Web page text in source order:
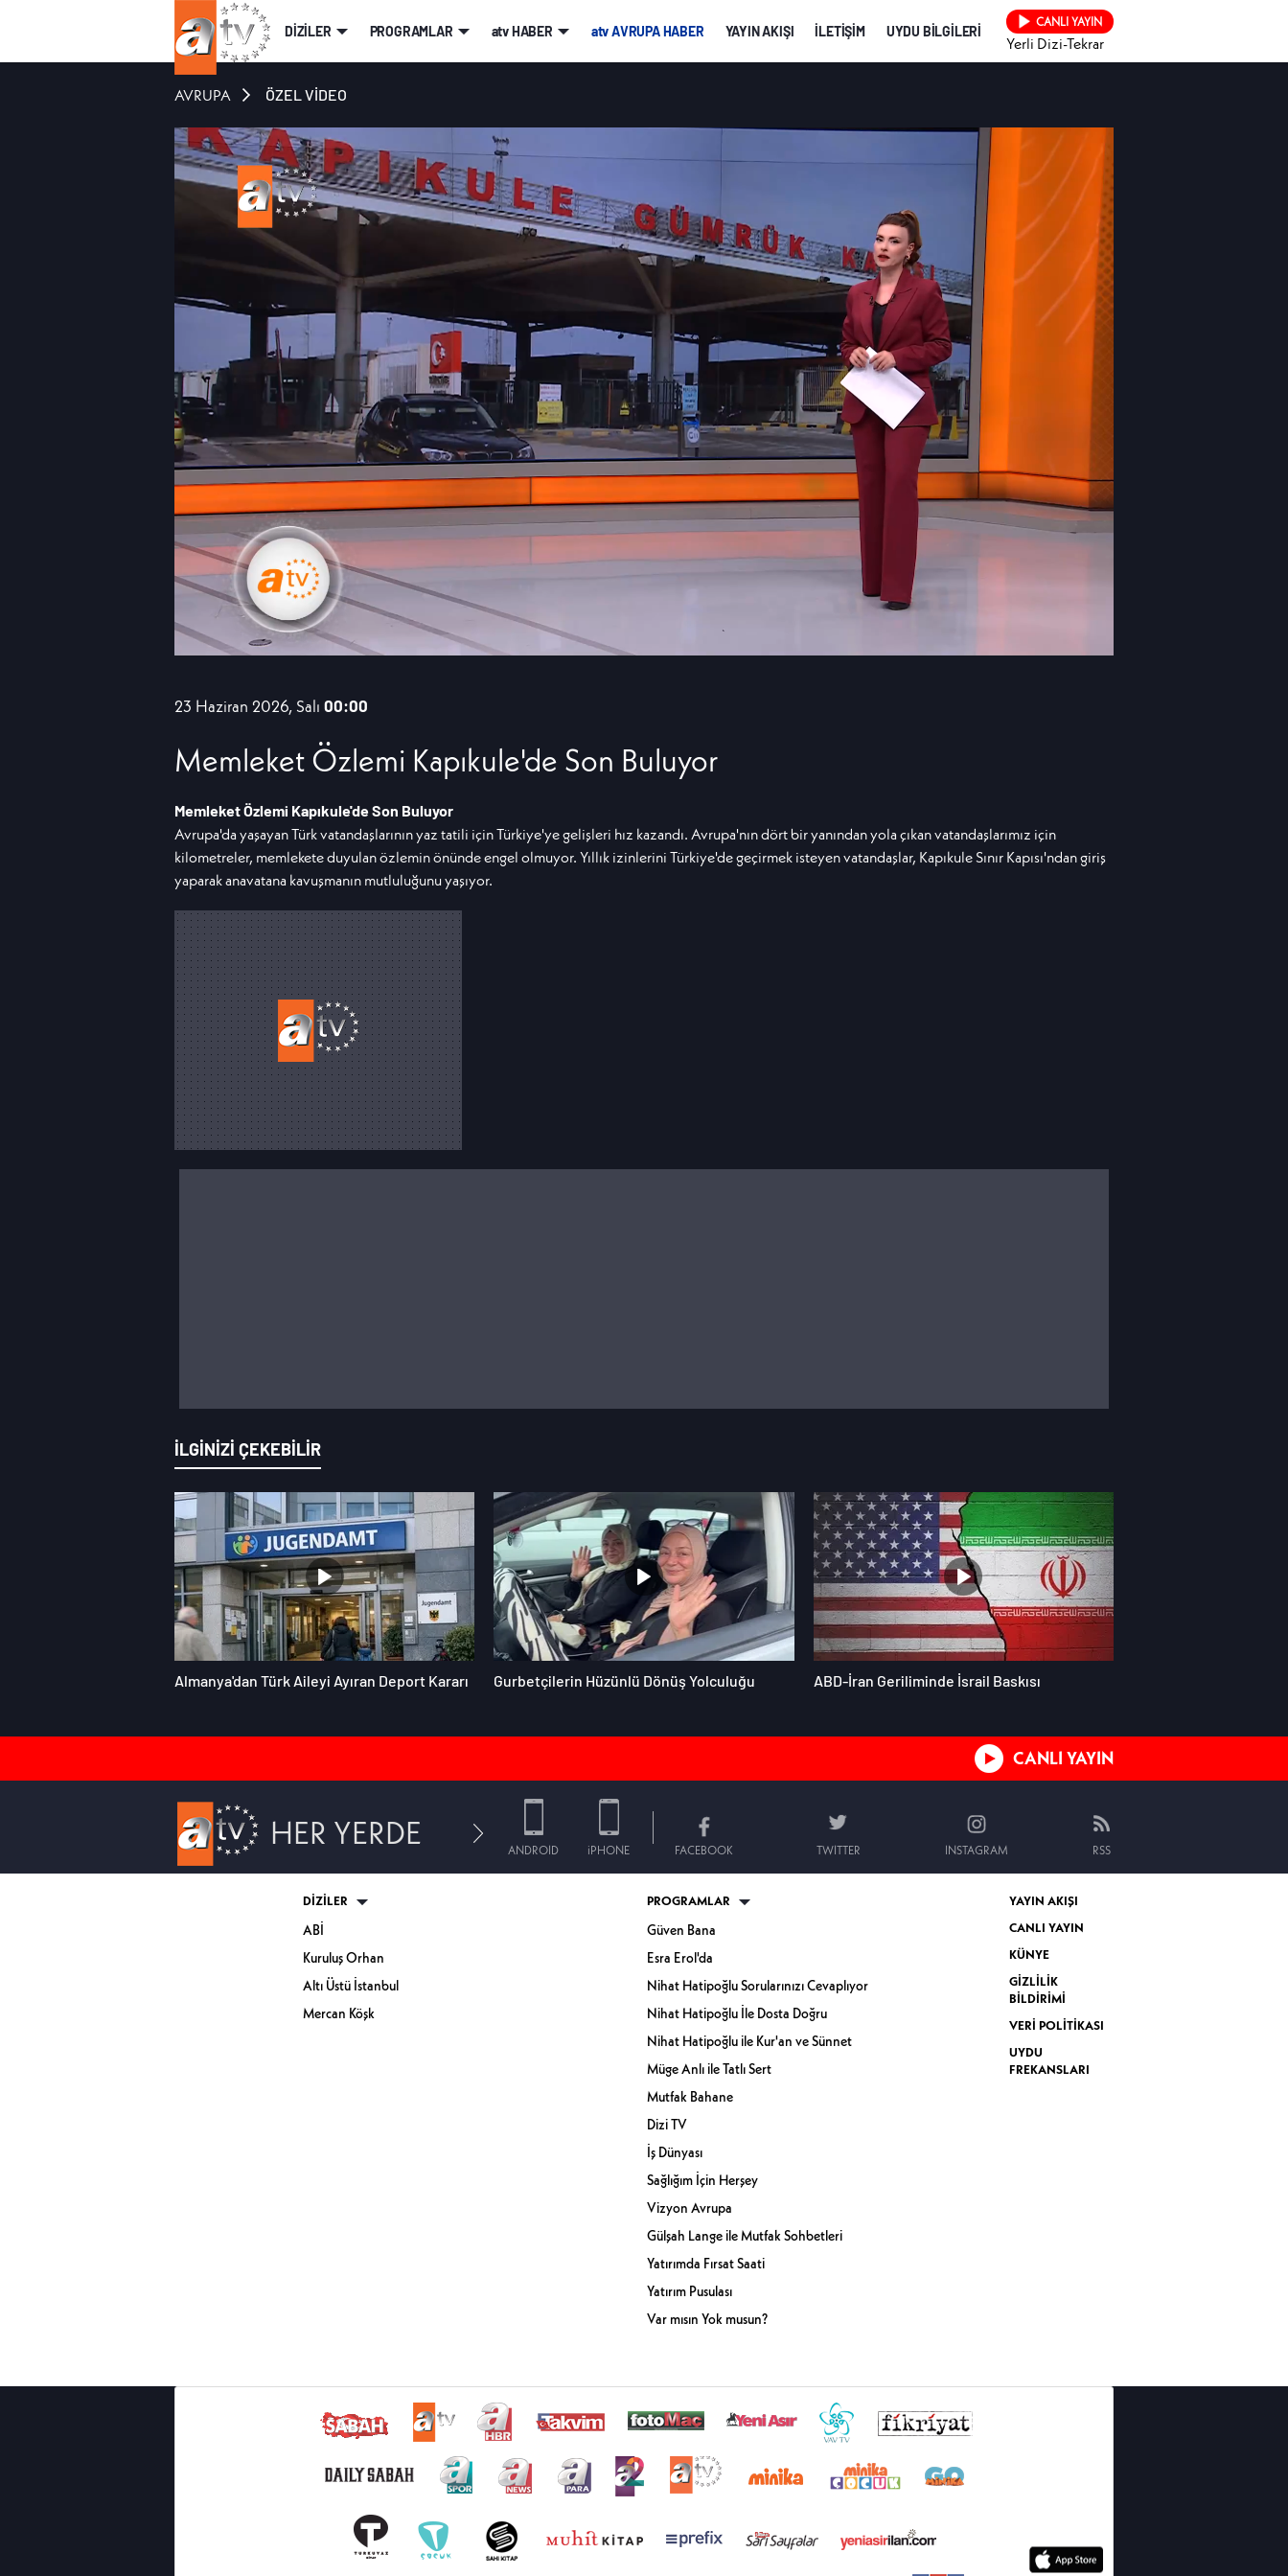
DİZİLER PROGRAMLAR atv HABER atv AVRUPA HABER YAYIN AKIŞI İLETİŞİM UYDU BİLGİLERİ
CANLI YAYIN
Yerli Dizi-Tekrar
AVRUPA ÖZEL VİDEO
23 Haziran 2026, Salı 00:00
Memleket Özlemi Kapıkule'de Son Buluyor
Memleket Özlemi Kapıkule'de Son Buluyor
Avrupa'da yaşayan Türk vatandaşlarının yaz tatili için Türkiye'ye gelişleri hız kazandı. Avrupa'nın dört bir yanından yola çıkan vatandaşlarımız için
kilometreler, memlekete duyulan özlemin önünde engel olmuyor. Yıllık izinlerini Türkiye'de geçirmek isteyen vatandaşlar, Kapıkule Sınır Kapısı'ndan giriş
yaparak anavatana kavuşmanın mutluluğunu yaşıyor.
İLGİNİZİ ÇEKEBİLİR
Almanya'dan Türk Aileyi Ayıran Deport Kararı Gurbetçilerin Hüzünlü Dönüş Yolculuğu ABD-İran Geriliminde İsrail Baskısı
CANLI YAYIN
HER YERDE ANDROID iPHONE FACEBOOK TWITTER INSTAGRAM RSS
DİZİLER
ABİ
Kuruluş Orhan
Altı Üstü İstanbul
Mercan Köşk
PROGRAMLAR
Güven Bana
Esra Erol'da
Nihat Hatipoğlu Sorularınızı Cevaplıyor
Nihat Hatipoğlu İle Dosta Doğru
Nihat Hatipoğlu ile Kur'an ve Sünnet
Müge Anlı ile Tatlı Sert
Mutfak Bahane
Dizi TV
İş Dünyası
Sağlığım İçin Herşey
Vizyon Avrupa
Gülşah Lange ile Mutfak Sohbetleri
Yatırımda Fırsat Saati
Yatırım Pusulası
Var mısın Yok musun?
YAYIN AKIŞI
CANLI YAYIN
KÜNYE
GİZLİLİK
BİLDİRİMİ
VERİ POLİTİKASI
UYDU
FREKANSLARI